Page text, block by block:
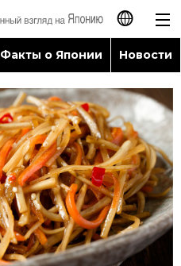
日本語
English
简体字
繁體字
Français
Español
Факты о Японии Новости